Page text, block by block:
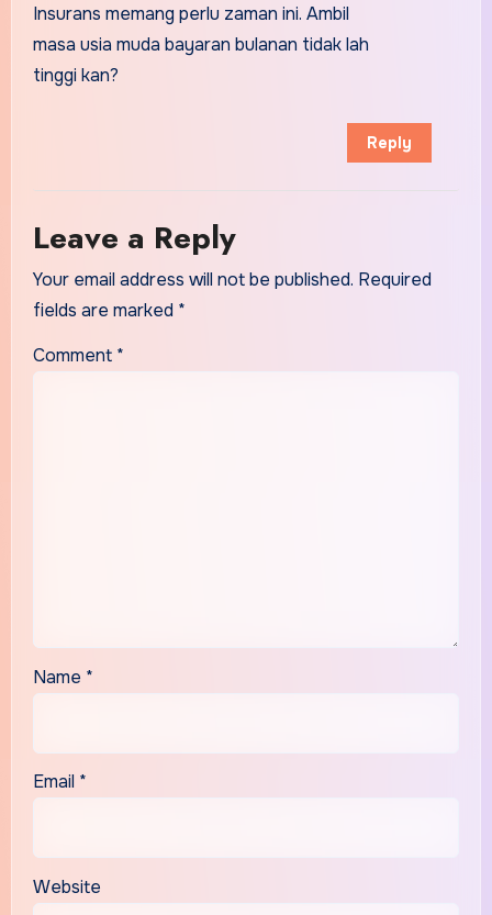
Insurans memang perlu zaman ini. Ambil
masa usia muda bayaran bulanan tidak lah
tinggi kan?
Reply
Leave a Reply
Your email address will not be published. Required
fields are marked *
Comment *
Name *
Email *
Website